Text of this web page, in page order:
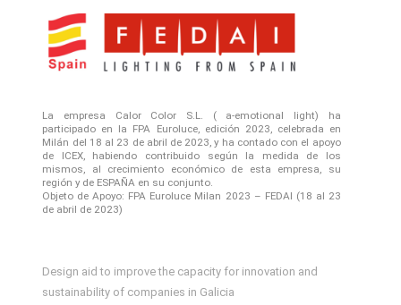
La empresa Calor Color S.L. ( a-emotional light) ha
participado en la FPA Euroluce, edición 2023, celebrada en
Milán del 18 al 23 de abril de 2023, y ha contado con el apoyo
de ICEX, habiendo contribuido según la medida de los
mismos, al crecimiento económico de esta empresa, su
región y de ESPAÑA en su conjunto.
Objeto de Apoyo: FPA Euroluce Milan 2023 – FEDAI (18 al 23
de abril de 2023)
Design aid to improve the capacity for innovation and
sustainability of companies in Galicia